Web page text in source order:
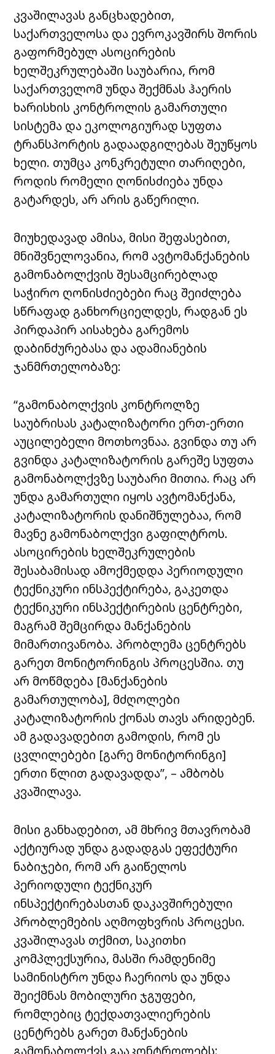
კვაშილავას განცხადებით,
საქართველოსა და ევროკავშირს შორის
გაფორმებულ ასოცირების
ხელშეკრულებაში საუბარია, რომ
საქართველომ უნდა შექმნას ჰაერის
ხარისხის კონტროლის გამართული
სისტემა და ეკოლოგიურად სუფთა
ტრანსპორტის გადაადგილებას შეუწყოს
ხელი. თუმცა კონკრეტული თარიღები,
როდის რომელი ღონისძიება უნდა
გატარდეს, არ არის გაწერილი.
მიუხედავად ამისა, მისი შეფასებით,
მნიშვნელოვანია, რომ ავტომანქანების
გამონაბოლქვის შესამცირებლად
საჭირო ღონისძიებები რაც შეიძლება
სწრაფად განხორციელდეს, რადგან ეს
პირდაპირ აისახება გარემოს
დაბინძურებასა და ადამიანების
ჯანმრთელობაზე:
“გამონაბოლქვის კონტროლზე
საუბრისას კატალიზატორი ერთ-ერთი
აუცილებელი მოთხოვნაა. გვინდა თუ არ
გვინდა კატალიზატორის გარეშე სუფთა
გამონაბოლქვზე საუბარი მითია. რაც არ
უნდა გამართული იყოს ავტომანქანა,
კატალიზატორის დანიშნულებაა, რომ
მავნე გამონაბოლქვი გაფილტროს.
ასოცირების ხელშეკრულების
შესაბამისად ამოქმედდა პერიოდული
ტექნიკური ინსპექტირება, გაკეთდა
ტექნიკური ინსპექტირების ცენტრები,
მაგრამ შემცირდა მანქანების
მიმართივანობა. პრობლემა ცენტრებს
გარეთ მონიტორინგის პროცესშია. თუ
არ მოწმდება [მანქანების
გამართულობა], მძღოლები
კატალიზატორის ქონას თავს არიდებენ.
ამ გადავადებით გამოდის, რომ ეს
ცვლილებები [გარე მონიტორინგი]
ერთი წლით გადავადდა”, – ამბობს
კვაშილავა.
მისი განხადებით, ამ მხრივ მთავრობამ
აქტიურად უნდა გადადგას ეფექტური
ნაბიჯები, რომ არ გაიწელოს
პერიოდული ტექნიკურ
ინსპექტირებასთან დაკავშირებული
პრობლემების აღმოფხვრის პროცესი.
კვაშილავას თქმით, საკითხი
კომპლექსურია, მასში რამდენიმე
სამინისტრო უნდა ჩაერიოს და უნდა
შეიქმნას მობილური ჯგუფები,
რომლებიც ტექდათვალიერების
ცენტრებს გარეთ მანქანების
გამონაბოლქვს გააკონტროლებს: